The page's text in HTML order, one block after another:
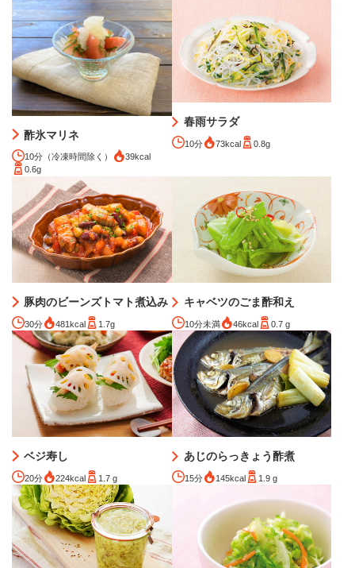
酢氷マリネ
10分（冷凍時間除く）
39kcal
0.6g
春雨サラダ
10分 73kcal 0.8g
豚肉のビーンズトマト煮込み
30分 481kcal 1.7g
キャベツのごま酢和え
10分未満 46kcal 0.7 g
ベジ寿し
20分 224kcal 1.7 g
あじのらっきょう酢煮
15分 145kcal 1.9 g